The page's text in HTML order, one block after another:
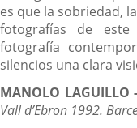
es que la sobriedad,
fotografías de
fotografía
silencios una clara
MANOLO LAGUILLO -
Vall d’Ebron 1992.